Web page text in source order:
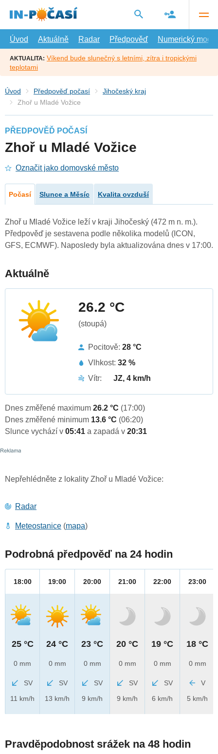
hlavní
Úvod
Aktuálně Radar Předpověď Numerický model
AKTUALITA: Víkend bude slunečný s letními, zítra i tropickými
teplotami
Úvod Předpověď počasí
Jihočeský kraj
Zhoř u Mladé Vožice
PŘEDPOVĚĎ POČASÍ
Zhoř u Mladé Vožice
Označit jako domovské město
Počasí Slunce a Měsíc Kvalita ovzduší
Zhoř u Mladé Vožice leží v kraji Jihočeský (472 m n. m.).
Předpověď je sestavena podle několika modelů (ICON,
GFS, ECMWF). Naposledy byla aktualizována dnes v 17:00.
Aktuálně
26.2 °C
(stoupá)
Pocitově: 28 °C
Vlhkost: 32 %
Vítr:
JZ, 4 km/h
Dnes změřené maximum 26.2 °C (17:00)
Dnes změřené minimum 13.6 °C (06:20)
Slunce vychází v 05:41 a zapadá v 20:31
Nepřehlédněte z lokality Zhoř u Mladé Vožice:
Radar
Meteostanice (mapa)
Podrobná předpověď na 24 hodin
18:00
25 °C
0 mm
SV
11 km/h
19:00
24 °C
0 mm
SV
13 km/h
20:00
23 °C
0 mm
SV
9 km/h
21:00
20 °C
0 mm
SV
9 km/h
22:00
19 °C
0 mm
SV
6 km/h
23:00
18 °C
0 mm
V
5 km/h
Pravděpodobnost srážek na 48 hodin